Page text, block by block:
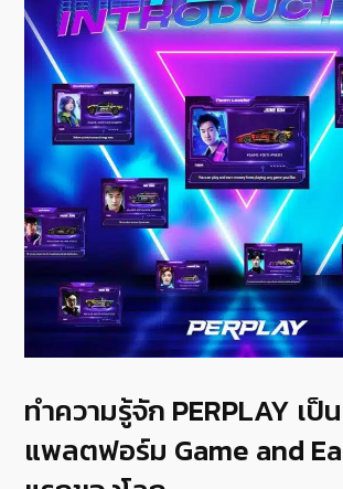
ทำความรู้จัก PERPLAY เป็น
แพลตฟอร์ม Game and